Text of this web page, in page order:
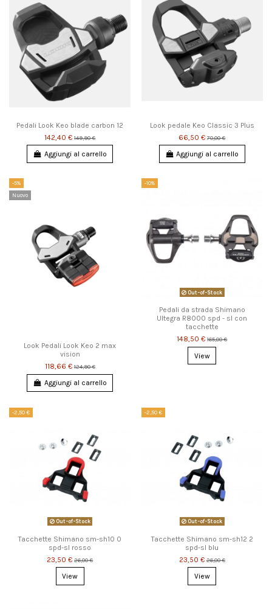
Pedali Look Keo blade carbon 12
142,40 € 149,90 €
Aggiungi al carrello
Look pedale Keo Classic 3 Plus
66,50 € 70,00 €
Aggiungi al carrello
-5%
Nuovo
Look Pedali Look Keo 2 max
vision
118,66 € 124,90 €
Aggiungi al carrello
-10%
Out-of-Stock
Pedali da strada Shimano
Ultegra R8000 spd - sl con
tacchette
148,50 € 165,00 €
View
-2,50 €
Out-of-Stock
Tacchette Shimano sm-sh10 0
spd-sl rosso
23,50 € 26,00 €
View
-2,50 €
Out-of-Stock
Tacchette Shimano sm-sh12 2
spd-sl blu
23,50 € 26,00 €
View